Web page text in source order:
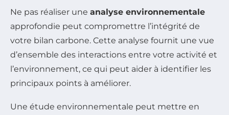
Ne pas réaliser une analyse environnementale
approfondie peut compromettre l’intégrité de
votre bilan carbone. Cette analyse fournit une vue
d’ensemble des interactions entre votre activité et
l’environnement, ce qui peut aider à identifier les
principaux points à améliorer.
Une étude environnementale peut mettre en